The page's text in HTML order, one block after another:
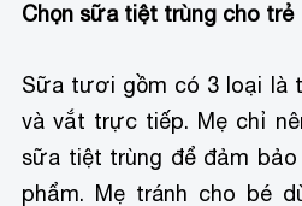
Chọn sữa tiệt trùng cho trẻ
Sữa tươi gồm có 3 loại là
và vắt trực tiếp. Mẹ chỉ
sữa tiệt trùng để đảm
phẩm. Mẹ tránh cho bé